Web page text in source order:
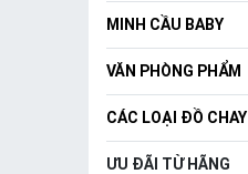
MINH CẦU BABY
VĂN PHÒNG PHẨM
CÁC LOẠI ĐỒ CHAY
ƯU ĐÃI TỪ HÃNG